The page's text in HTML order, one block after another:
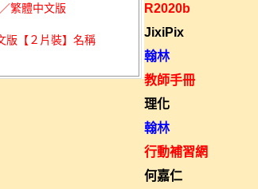
繁體中文版
版【２片裝】名稱
R2020b
JixiPix
翰林
教師手冊
理化
翰林
行動補習網
何嘉仁